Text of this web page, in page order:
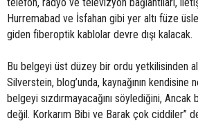
Hurremabad ve İsfahan gibi yer altı füze
giden fiberoptik kablolar devre dışı kalacak.
Bu belgeyi üst düzey bir ordu yetkilisinden
Silverstein, blog’unda, kaynağının kendisine
belgeyi sızdırmayacağını söylediğini,
değil. Korkarım Bibi ve Barak çok ciddiler”